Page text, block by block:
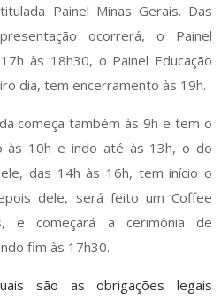
Painel Minas Gerais. Das
ocorrerá, o Painel
às 18h30, o Painel Educação
dia, tem encerramento às 19h.
começa também às 9h e tem o
às 10h e indo até às 13h, o do
das 14h às 16h, tem início o
dele, será feito um Coffee
e começará a cerimônia de
fim às 17h30.
são as obrigações legais